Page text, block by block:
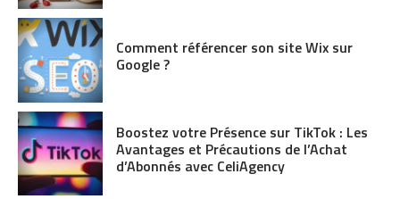
Comment référencer son site Wix sur
Google ?
Boostez votre Présence sur TikTok : Les
Avantages et Précautions de l’Achat
d’Abonnés avec CeliAgency